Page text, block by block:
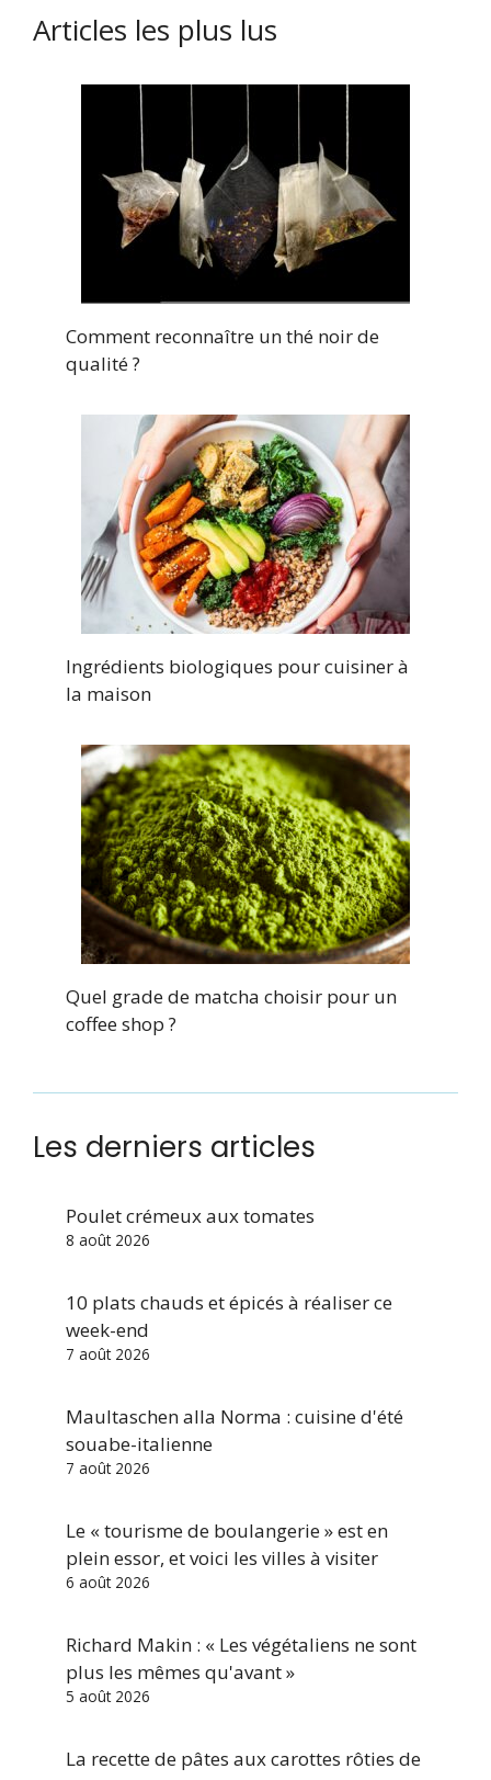
Articles les plus lus
Comment reconnaître un thé noir de
qualité ?
Ingrédients biologiques pour cuisiner à
la maison
Quel grade de matcha choisir pour un
coffee shop ?
Les derniers articles
Poulet crémeux aux tomates
8 août 2026
10 plats chauds et épicés à réaliser ce
week-end
7 août 2026
Maultaschen alla Norma : cuisine d'été
souabe-italienne
7 août 2026
Le « tourisme de boulangerie » est en
plein essor, et voici les villes à visiter
6 août 2026
Richard Makin : « Les végétaliens ne sont
plus les mêmes qu'avant »
5 août 2026
La recette de pâtes aux carottes rôties de